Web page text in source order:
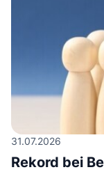
31.07.2026
Rekord bei